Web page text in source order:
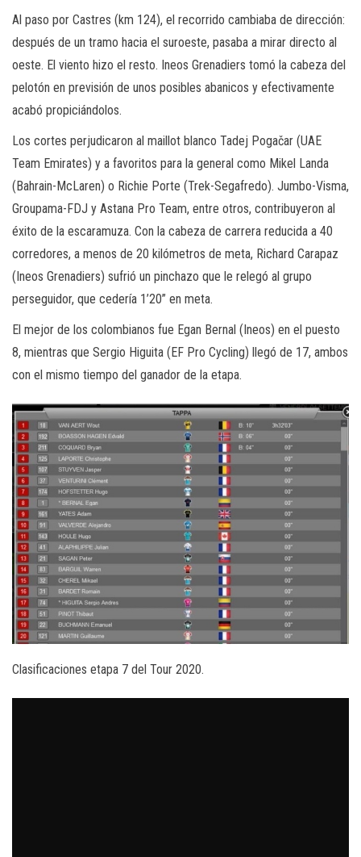
Al paso por Castres (km 124), el recorrido cambiaba de dirección:
después de un tramo hacia el suroeste, pasaba a mirar directo al
oeste. El viento hizo el resto. Ineos Grenadiers tomó la cabeza del
pelotón en previsión de unos posibles abanicos y efectivamente
acabó propiciándolos.
Los cortes perjudicaron al maillot blanco Tadej Pogačar (UAE
Team Emirates) y a favoritos para la general como Mikel Landa
(Bahrain-McLaren) o Richie Porte (Trek-Segafredo). Jumbo-Visma,
Groupama-FDJ y Astana Pro Team, entre otros, contribuyeron al
éxito de la escaramuza. Con la cabeza de carrera reducida a 40
corredores, a menos de 20 kilómetros de meta, Richard Carapaz
(Ineos Grenadiers) sufrió un pinchazo que le relegó al grupo
perseguidor, que cedería 1’20” en meta.
El mejor de los colombianos fue Egan Bernal (Ineos) en el puesto
8, mientras que Sergio Higuita (EF Pro Cycling) llegó de 17, ambos
con el mismo tiempo del ganador de la etapa.
Clasificaciones etapa 7 del Tour 2020.